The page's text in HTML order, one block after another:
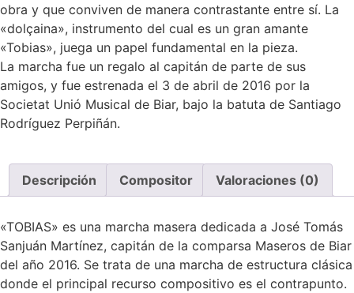
obra y que conviven de manera contrastante entre sí. La
«dolçaina», instrumento del cual es un gran amante
«Tobias», juega un papel fundamental en la pieza.
La marcha fue un regalo al capitán de parte de sus
amigos, y fue estrenada el 3 de abril de 2016 por la
Societat Unió Musical de Biar, bajo la batuta de Santiago
Rodríguez Perpiñán.
Descripción Compositor Valoraciones (0)
«TOBIAS» es una marcha masera dedicada a José Tomás
Sanjuán Martínez, capitán de la comparsa Maseros de Biar
del año 2016. Se trata de una marcha de estructura clásica
donde el principal recurso compositivo es el contrapunto.